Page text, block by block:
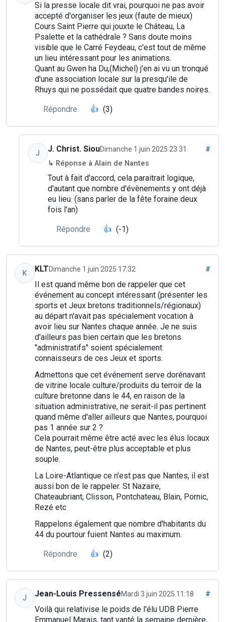
Si la presse locale dit vrai, pourquoi ne pas avoir
accepté d'organiser les jeux (faute de mieux)
Cours Saint Pierre qui jouxte le Château, La
Psalette et la cathédrale ? Sans doute moins
visible que le Carré Feydeau, c'est tout de même
un lieu intéressant pour les animations.
Quant au Gwen ha Du,(Michel) j'en ai vu un tronqué
d'une association locale sur la presqu'ile de
Rhuys qui ne possédait que quatre bandes noires.
Répondre 👍 (3)
J J. Christ. SiouDimanche 1 juin 2025 23:31 #
↳ Réponse à Alain de Nantes
Tout à fait d'accord, cela paraitrait logique,
d'autant que nombre d'évènements y ont déjà
eu lieu. (sans parler de la fête foraine deux
fois l'an)
Répondre 👍 (-1)
K KLTDimanche 1 juin 2025 17:32 #
Il est quand même bon de rappeler que cet
événement au concept intéressant (présenter les
sports et Jeux bretons traditionnels/régionaux)
au départ n'avait pas spécialement vocation à
avoir lieu sur Nantes chaque année. Je ne suis
d'ailleurs pas bien certain que les bretons
"administratifs" soient spécialement
connaisseurs de ces Jeux et sports.
Admettons que cet événement serve dorénavant
de vitrine locale culture/produits du terroir de la
culture bretonne dans le 44, en raison de la
situation administrative, ne serait-il pas pertinent
quand même d'aller ailleurs que Nantes, pourquoi
pas 1 année sur 2 ?
Cela pourrait même être acté avec les élus locaux
de Nantes, peut-être plus acceptable et plus
souple.
La Loire-Atlantique ce n'est pas que Nantes, il est
aussi bon de le rappeler. St Nazaire,
Chateaubriant, Clisson, Pontchateau, Blain, Pornic,
Rezé etc
Rappelons également que nombre d'habitants du
44 du pourtour fuient Nantes au maximum.
Répondre 👍 (2)
J Jean-Louis PressenséMardi 3 juin 2025 11:18 #
Voilà qui relativise le poids de l'élu UDB Pierre
Emmanuel Marais, tant vanté la semaine dernière,